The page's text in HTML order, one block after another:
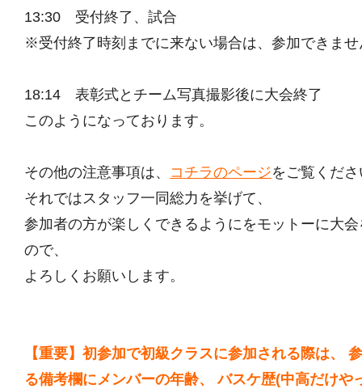
13:30 受付終了、試合
※受付終了時刻までに来ない場合は、参加できませ
18:14 表彰式とチーム写真撮影後に大会終了
このようになっております。
その他の注意事項は、 コチラのページをご覧くだ
それではスタッフ一同総力を挙げて、
参加者の方が楽しくできるようにをモットーに大
ので、
よろしくお願いします。
【重要】初参加で初級クラスに参加される際は、
る備考欄にメンバーの年齢、 バスケ歴(中高だけや